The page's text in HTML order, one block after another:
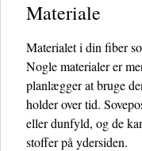
Materiale
Materialet i din fiber
Nogle materialer er
planlægger at bruge
holder over tid.
eller dunfyld, og de
stoffer på ydersiden.